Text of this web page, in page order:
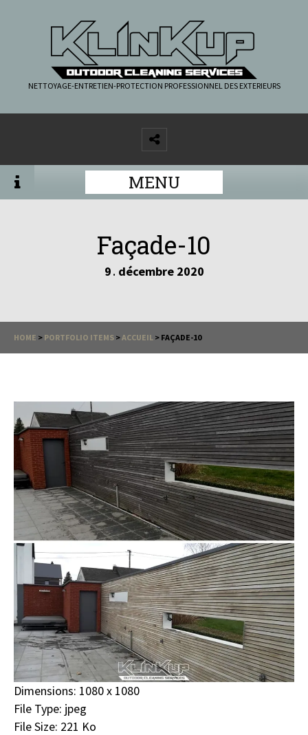
NETTOYAGE-ENTRETIEN-PROTECTION PROFESSIONNEL DES EXTERIEURS
MENU
Façade-10
9 . décembre 2020
HOME > PORTFOLIO ITEMS >ACCUEIL > FAÇADE-10
Dimensions: 1080 x 1080
File Type: jpeg
File Size: 221 Ko